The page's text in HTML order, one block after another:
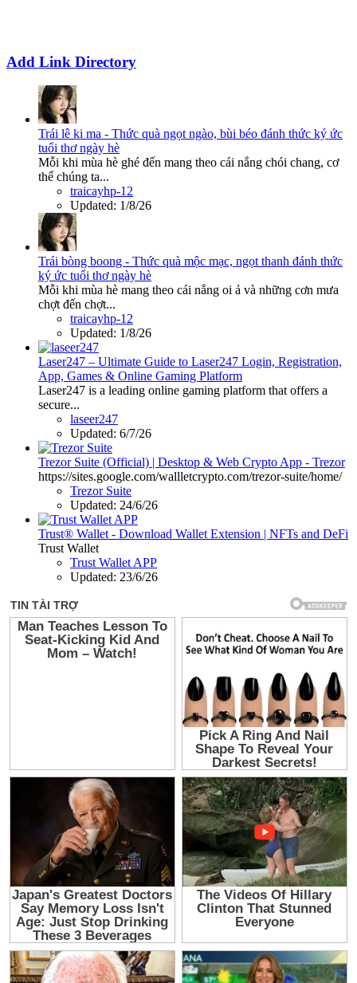
Add Link Directory
Trái lê ki ma - Thức quà ngọt ngào, bùi béo đánh thức ký ức
tuổi thơ ngày hè
Mỗi khi mùa hè ghé đến mang theo cái nắng chói chang, cơ
thể chúng ta...
traicayhp-12
Updated: 1/8/26
Trái bòng boong - Thức quà mộc mạc, ngọt thanh đánh thức
ký ức tuổi thơ ngày hè
Mỗi khi mùa hè mang theo cái nắng oi ả và những cơn mưa
chợt đến chợt...
traicayhp-12
Updated: 1/8/26
Laser247 – Ultimate Guide to Laser247 Login, Registration,
App, Games & Online Gaming Platform
Laser247 is a leading online gaming platform that offers a
secure...
laseer247
Updated: 6/7/26
Trezor Suite (Official) | Desktop & Web Crypto App - Trezor
https://sites.google.com/wallletcrypto.com/trezor-suite/home/
Trezor Suite
Updated: 24/6/26
Trust® Wallet - Download Wallet Extension | NFTs and DeFi
Trust Wallet
Trust Wallet APP
Updated: 23/6/26